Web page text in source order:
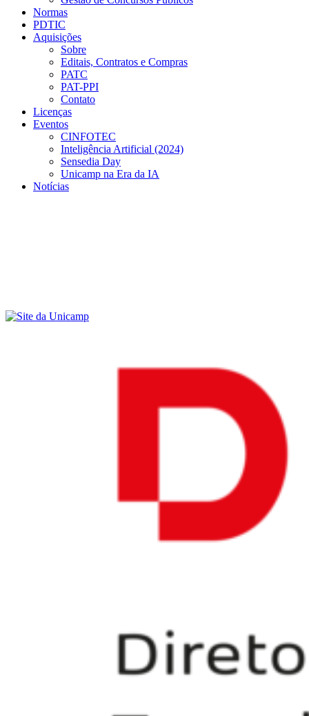
Normas
PDTIC
Aquisições
Sobre
Editais, Contratos e Compras
PATC
PAT-PPI
Contato
Licenças
Eventos
CINFOTEC
Inteligência Artificial (2024)
Sensedia Day
Unicamp na Era da IA
Notícias